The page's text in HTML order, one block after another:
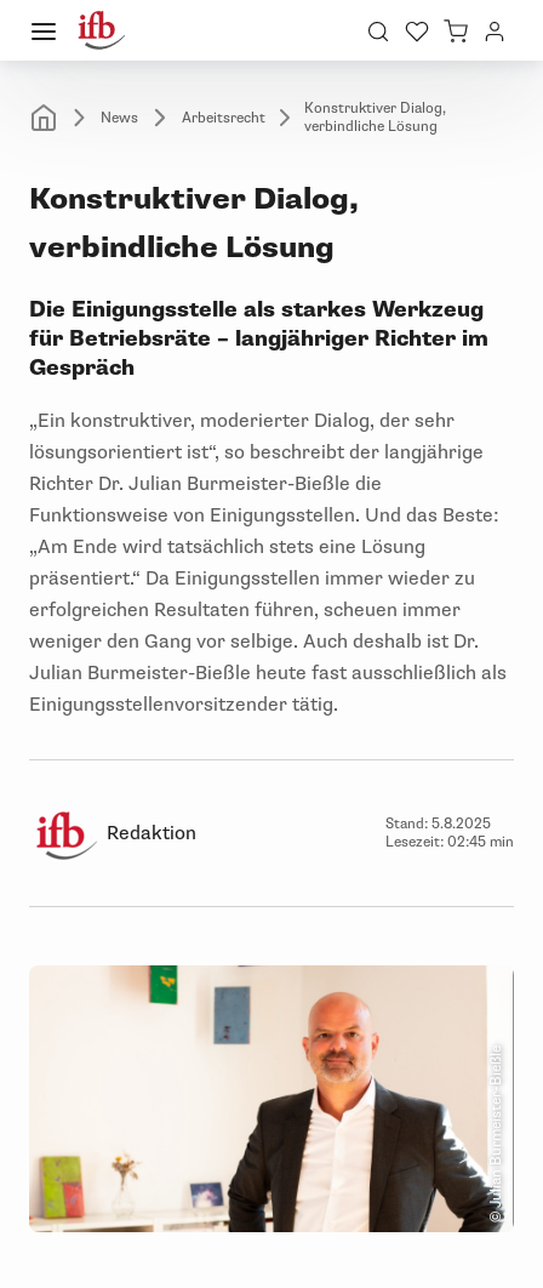
News Arbeitsrecht
Konstruktiver Dialog,
verbindliche Lösung
Konstruktiver Dialog,
verbindliche Lösung
Die Einigungsstelle als starkes Werkzeug
für Betriebsräte – langjähriger Richter im
Gespräch
„Ein konstruktiver, moderierter Dialog, der sehr
lösungsorientiert ist“, so beschreibt der langjährige
Richter Dr. Julian Burmeister-Bießle die
Funktionsweise von Einigungsstellen. Und das Beste:
„Am Ende wird tatsächlich stets eine Lösung
präsentiert.“ Da Einigungsstellen immer wieder zu
erfolgreichen Resultaten führen, scheuen immer
weniger den Gang vor selbige. Auch deshalb ist Dr.
Julian Burmeister-Bießle heute fast ausschließlich als
Einigungsstellenvorsitzender tätig.
Redaktion Stand: 5.8.2025
Lesezeit: 02:45 min
© Julian Burmeister-Bießle